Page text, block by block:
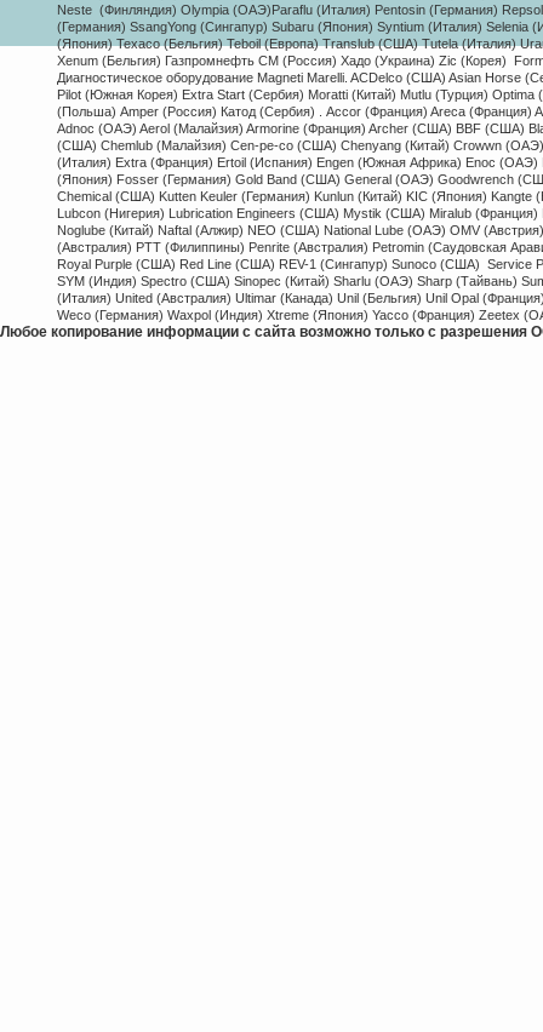
Neste (Финляндия) Olympia (ОАЭ)Paraflu (Италия) Pentosin (Германия)
(Германия) SsangYong (Сингапур) Subaru (Япония) Syntium (Италия) Selenia
(Япония) Texaco (Бельгия) Teboil (Европа) Translub (США) Tutela (Италия)
Xenum (Бельгия) Газпромнефть СМ (Россия) Хадо (Украина) Zic (Корея)
Диагностическое оборудование Magneti Marelli. ACDelco (США) Asian Horse
Pilot (Южная Корея) Extra Start (Сербия) Moratti (Китай) Mutlu (Турция)
(Польша) Amper (Россия) Катод (Сербия) . Accor (Франция) Areca (Франция)
Adnoc (ОАЭ) Aerol (Малайзия) Armorine (Франция) Archer (США) BBF (США)
(США) Chemlub (Малайзия) Cen-pe-co (США) Chenyang (Китай) Crowwn
(Италия) Extra (Франция) Ertoil (Испания) Engen (Южная Африка) Enoc (ОАЭ)
(Япония) Fosser (Германия) Gold Band (США) General (ОАЭ) Goodwrench
Chemical (США) Kutten Keuler (Германия) Kunlun (Китай) KIC (Япония)
Lubcon (Нигерия) Lubrication Engineers (США) Mystik (США) Miralub
Noglube (Китай) Naftal (Алжир) NEO (США) National Lube (ОАЭ) OMV
(Австралия) PTT (Филиппины) Penrite (Австралия) Petromin (Саудовская
Royal Purple (США) Red Line (США) REV-1 (Сингапур) Sunoco (США)
SYM (Индия) Spectro (США) Sinopec (Китай) Sharlu (ОАЭ) Sharp (Тайвань)
(Италия) United (Австралия) Ultimar (Канада) Unil (Бельгия) Unil Opal
Weco (Германия) Waxpol (Индия) Xtreme (Япония) Yacco (Франция) Zeetex
Любое копирование информации с сайта возможно только с разрешения